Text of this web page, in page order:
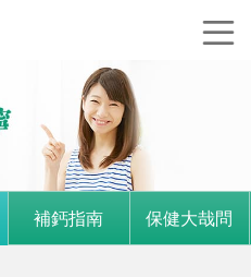
補鈣指南 保健大哉問